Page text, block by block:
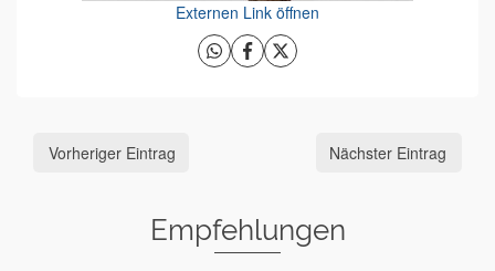
Externen Link öffnen
Vorheriger Eintrag Nächster Eintrag
Empfehlungen